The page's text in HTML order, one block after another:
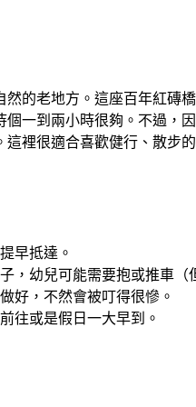
的老地方。這座百年紅
一到兩小時很夠。不過
裡很適合喜歡健行、散
早抵達。
，幼兒可能需要抱或推車（
好，不然會被叮得很慘。
往或是假日一大早到。